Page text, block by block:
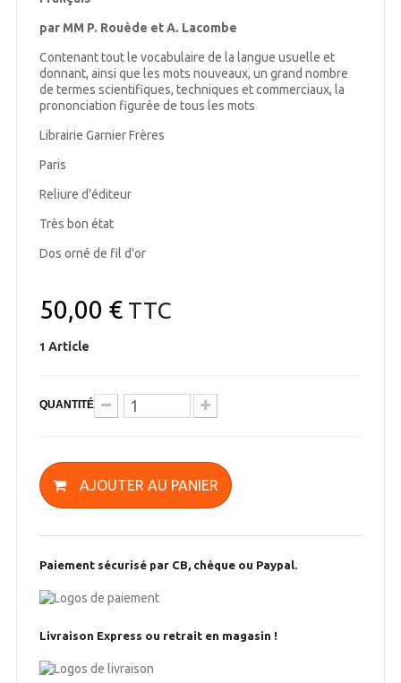
par MM P. Rouède et A. Lacombe
Contenant tout le vocabulaire de la langue usuelle et
donnant, ainsi que les mots nouveaux, un grand nombre
de termes scientifiques, techniques et commerciaux, la
prononciation figurée de tous les mots
Librairie Garnier Frères
Paris
Reliure d'éditeur
Très bon état
Dos orné de fil d'or
50,00 €TTC
1 Article
QUANTITÉ
AJOUTER AU PANIER
Paiement sécurisé par CB, chèque ou Paypal.
Livraison Express ou retrait en magasin !